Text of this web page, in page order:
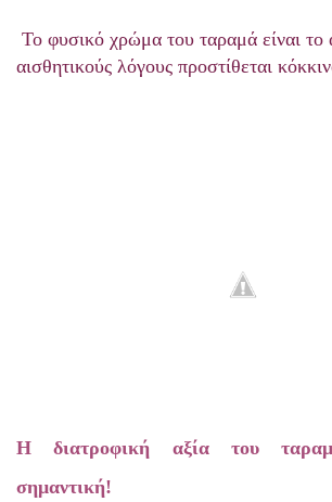
Το φυσικό χρώμα του ταραμά είναι
αισθητικούς λόγους προστίθεται
Η διατροφική αξία του
σημαντική!